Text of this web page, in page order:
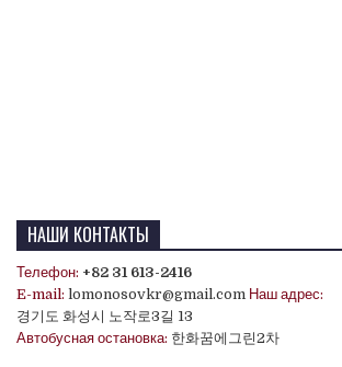
НАШИ КОНТАКТЫ
Телефон: +82 31 613-2416
E-mail: lomonosovkr@gmail.com Наш адрес:
경기도 화성시 노작로3길 13
Автобусная остановка: 한화꿈에그린2차